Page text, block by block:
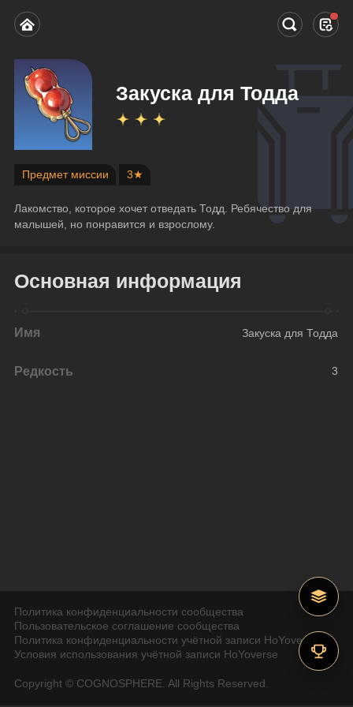
Закуска для Тодда
Предмет миссии 3★
Лакомство, которое хочет отведать Тодд. Ребячество для
малышей, но понравится и взрослому.
Основная информация
Имя Закуска для Тодда
Редкость 3
Политика конфиденциальности сообщества
Пользовательское соглашение сообщества
Политика конфиденциальности учётной записи HoYoverse
Условия использования учётной записи HoYoverse
Copyright © COGNOSPHERE. All Rights Reserved.